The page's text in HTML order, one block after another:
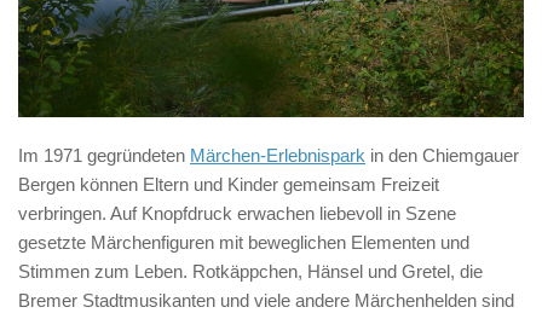
Im 1971 gegründeten Märchen-Erlebnispark in den Chiemgauer
Bergen können Eltern und Kinder gemeinsam Freizeit
verbringen. Auf Knopfdruck erwachen liebevoll in Szene
gesetzte Märchenfiguren mit beweglichen Elementen und
Stimmen zum Leben. Rotkäppchen, Hänsel und Gretel, die
Bremer Stadtmusikanten und viele andere Märchenhelden sind